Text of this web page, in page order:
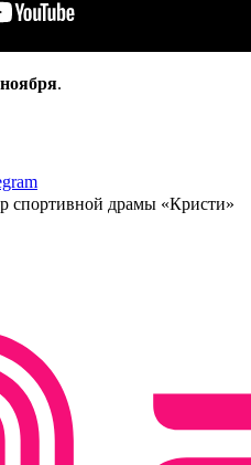
.
спортивной драмы «Кристи»